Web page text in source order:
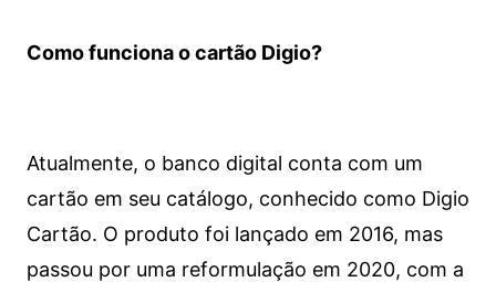
Como funciona o cartão Digio?
Atualmente, o banco digital conta com um
cartão em seu catálogo, conhecido como Digio
Cartão. O produto foi lançado em 2016, mas
passou por uma reformulação em 2020, com a